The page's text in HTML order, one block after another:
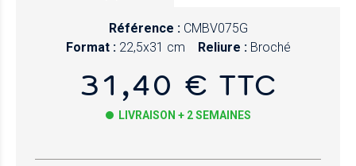
Référence : CMBV075G
Format : 22,5x31 cm Reliure : Broché
31,40 € TTC
LIVRAISON + 2 SEMAINES